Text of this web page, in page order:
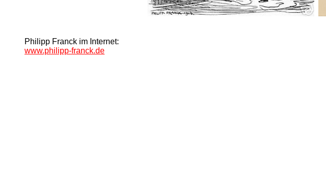
Philipp Franck im Internet:
www.philipp-franck.de